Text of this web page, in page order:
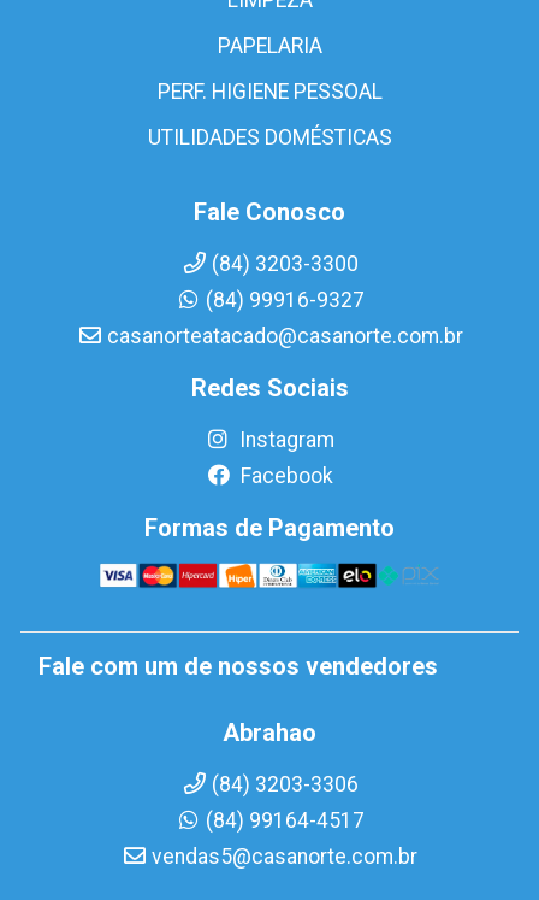
PAPELARIA
PERF. HIGIENE PESSOAL
UTILIDADES DOMÉSTICAS
Fale Conosco
(84) 3203-3300
(84) 99916-9327
casanorteatacado@casanorte.com.br
Redes Sociais
Instagram
Facebook
Formas de Pagamento
Fale com um de nossos vendedores
Abrahao
(84) 3203-3306
(84) 99164-4517
vendas5@casanorte.com.br